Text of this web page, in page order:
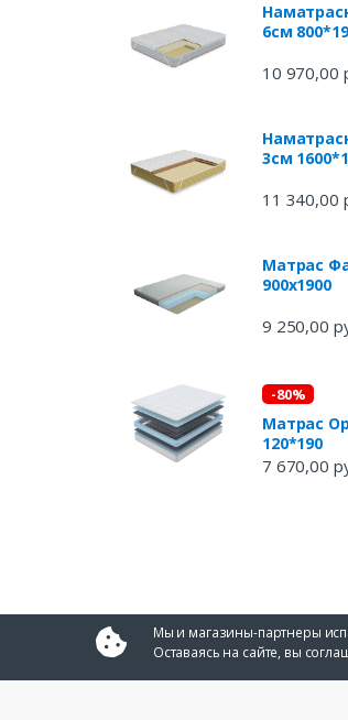
6см
10 970,00
3см
11 340,00
Матрас
900х1900
9 250,00
-80%
Матрас
120*190
7 670,00
Мы и магазины-партнеры
Оставаясь на сайте, вы